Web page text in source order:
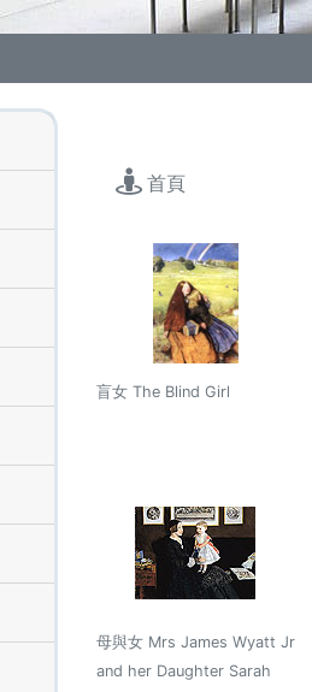
首頁
盲女 The Blind Girl
母與女 Mrs James Wyatt Jr
and her Daughter Sarah